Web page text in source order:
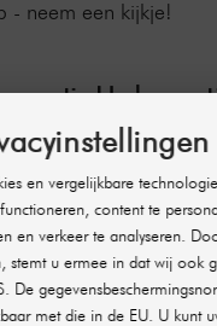
- neem een kijkje!
en vergelijkbare
content te
en verkeer te analyseren.
stemt u ermee in dat wij ook
De
met die in de EU. U kunt